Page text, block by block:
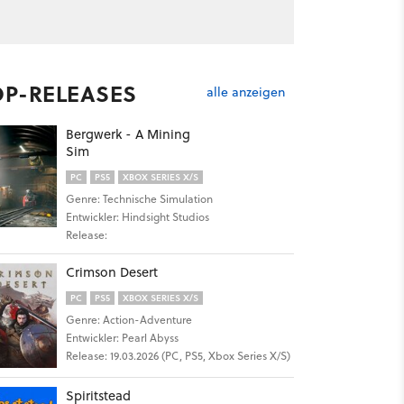
RELEASES alle anzeigen
Bergwerk - A Mining
Sim
PC PS5 XBOX SERIES X/S
Genre: Technische Simulation
Entwickler: Hindsight Studios
Release:
Crimson Desert
PC PS5 XBOX SERIES X/S
Genre: Action-Adventure
Entwickler: Pearl Abyss
Release: 19.03.2026 (PC, PS5, Xbox Series X/S)
Spiritstead